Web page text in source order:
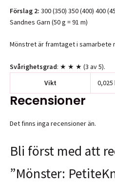
Förslag 2: 300 (350) 350 (400) 400
Sandnes Garn (50 g = 91 m)
Mönstret är framtaget i samarbete
Svårighetsgrad: ★ ★ ★ (3 av 5).
Vikt
0,025
Recensioner
Det finns inga recensioner än.
Bli först med att
”Mönster: